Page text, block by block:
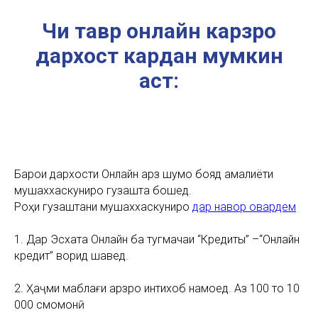
Чи тавр онлайн карзро
дархост кардан мумкин
аст:
Барои дархости Онлайн қарз шумо бояд амалиёти
мушаххаскуниро гузашта бошед.
Роҳи гузаштани мушаххаскуниро дар навор овардем
1. Дар Эсхата Онлайн ба тугмачаи “Кредиты” –“Онлайн
кредит” ворид шавед.
2. Ҳаҷми маблағи қарзро интихоб намоед. Аз 100 то 10
000 смомонӣ